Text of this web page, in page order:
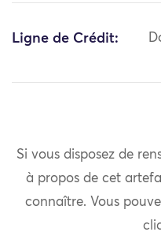
Ligne de Crédit:
Si vous disposez de
à propos de cet
connaître. Vous